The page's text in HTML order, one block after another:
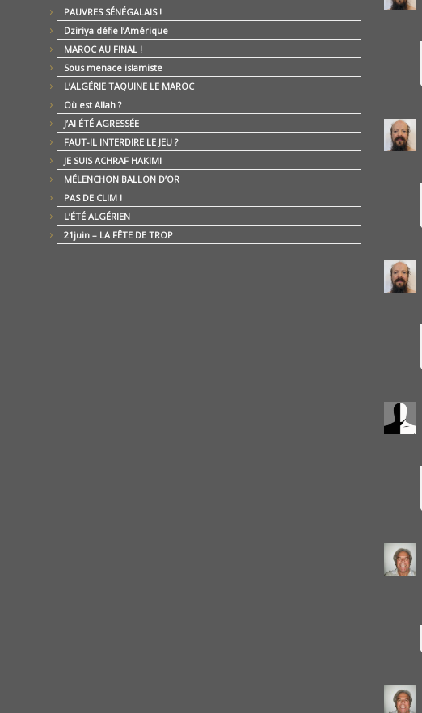
PAUVRES SÉNÉGALAIS !
Dziriya défie l’Amérique
MAROC AU FINAL !
Sous menace islamiste
L’ALGÉRIE TAQUINE LE MAROC
Où est Allah ?
J’AI ÉTÉ AGRESSÉE
FAUT-IL INTERDIRE LE JEU ?
JE SUIS ACHRAF HAKIMI
MÉLENCHON BALLON D’OR
PAS DE CLIM !
L’ÉTÉ ALGÉRIEN
21juin – LA FÊTE DE TROP